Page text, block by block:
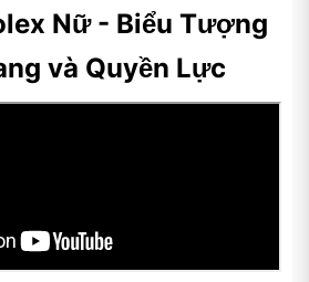
Nữ - Biểu Tượng
và Quyền Lực